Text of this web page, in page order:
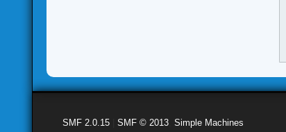
SMF 2.0.15 |SMF © 2013 ,Simple Machines